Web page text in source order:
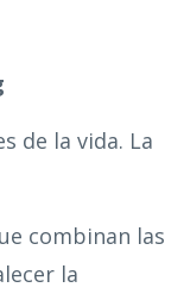
de la vida. La
combinan las
la